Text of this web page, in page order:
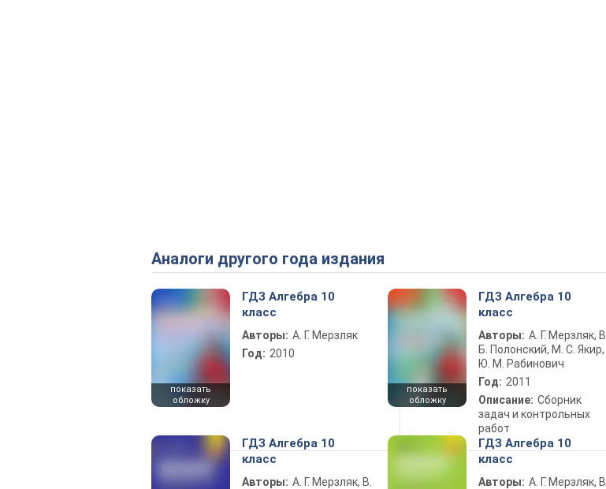
Аналоги другого года издания
показать
обложку
ГДЗ Алгебра 10
класс
Авторы: А. Г. Мерзляк
Год: 2010
показать
обложку
ГДЗ Алгебра 10
класс
Авторы: А. Г. Мерзляк, В.
Б. Полонский, М. С. Якир,
Ю. М. Рабинович
Год: 2011
Описание: Сборник
задач и контрольных
работ
ГДЗ Алгебра 10
класс
Авторы: А. Г. Мерзляк, В.
ГДЗ Алгебра 10
класс
Авторы: А. Г. Мерзляк, В.